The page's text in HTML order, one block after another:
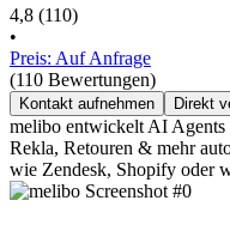
4,8 (110)
•
Preis: Auf Anfrage
(110 Bewertungen)
Kontakt aufnehmen Direkt
melibo entwickelt AI Agents
Rekla, Retouren & mehr
wie Zendesk, Shopify oder